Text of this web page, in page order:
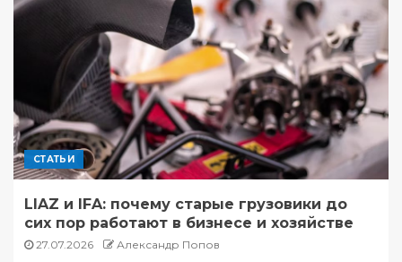
СТАТЬИ
LIAZ и IFA: почему старые грузовики до
сих пор работают в бизнесе и хозяйстве
27.07.2026 Александр Попов